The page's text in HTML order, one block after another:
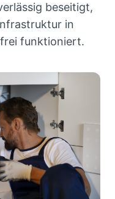
beseitigt,
in
funktioniert.